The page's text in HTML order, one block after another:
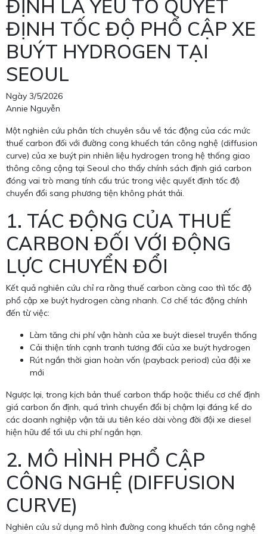
ĐỊNH LÀ YẾU TỐ QUYẾT
ĐỊNH TỐC ĐỘ PHỔ CẬP XE
BUÝT HYDROGEN TẠI
SEOUL
Ngày 3/5/2026
Annie Nguyễn
Một nghiên cứu phân tích chuyên sâu về tác động của các mức
thuế carbon đối với đường cong khuếch tán công nghệ (diffusion
curve) của xe buýt pin nhiên liệu hydrogen trong hệ thống giao
thông công cộng tại Seoul cho thấy chính sách định giá carbon
đóng vai trò mang tính cấu trúc trong việc quyết định tốc độ
chuyển đổi sang phương tiện không phát thải.
1. TÁC ĐỘNG CỦA THUẾ
CARBON ĐỐI VỚI ĐỘNG
LỰC CHUYỂN ĐỔI
Kết quả nghiên cứu chỉ ra rằng thuế carbon càng cao thì tốc độ
phổ cập xe buýt hydrogen càng nhanh. Cơ chế tác động chính
đến từ việc:
Làm tăng chi phí vận hành của xe buýt diesel truyền thống
Cải thiện tính cạnh tranh tương đối của xe buýt hydrogen
Rút ngắn thời gian hoàn vốn (payback period) của đội xe
mới
Ngược lại, trong kịch bản thuế carbon thấp hoặc thiếu cơ chế định
giá carbon ổn định, quá trình chuyển đổi bị chậm lại đáng kể do
các doanh nghiệp vận tải ưu tiên kéo dài vòng đời đội xe diesel
hiện hữu để tối ưu chi phí ngắn hạn.
2. MÔ HÌNH PHỔ CẬP
CÔNG NGHỆ (DIFFUSION
CURVE)
Nghiên cứu sử dụng mô hình đường cong khuếch tán công nghệ